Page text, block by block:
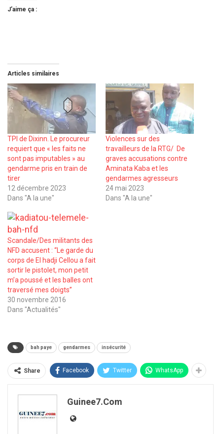
J’aime ça :
Articles similaires
TPI de Dixinn. Le procureur
requiert que « les faits ne
sont pas imputables » au
gendarme pris en train de
tirer
12 décembre 2023
Dans "A la une"
Violences sur des
travailleurs de la RTG/ De
graves accusations contre
Aminata Kaba et les
gendarmes agresseurs
24 mai 2023
Dans "A la une"
Scandale/Des militants des
NFD accusent : ‘‘Le garde du
corps de El hadji Cellou a fait
sortir le pistolet, mon petit
m’a poussé et les balles ont
traversé mes doigts’’
30 novembre 2016
Dans "Actualités"
bah paye gendarmes insécurité
Share Facebook Twitter WhatsApp
Guinee7.com